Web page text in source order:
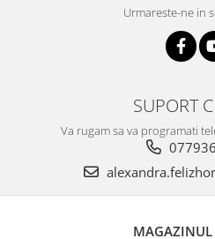
Urmareste-ne in
SUPORT
Va rugam sa va programati
MAGAZINUL